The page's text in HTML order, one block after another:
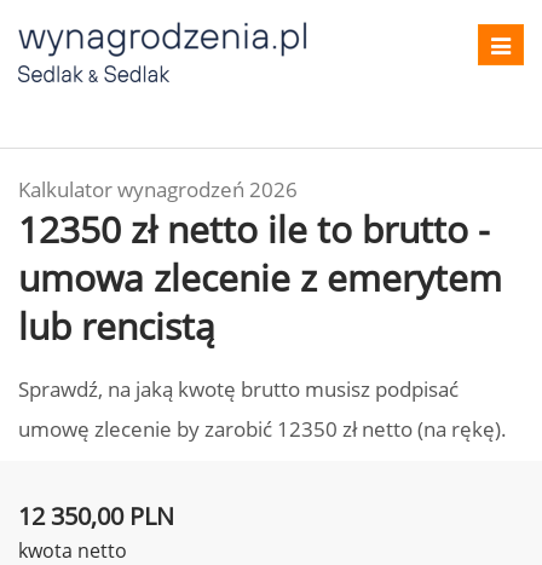
Kalkulator wynagrodzeń 2026
12350 zł netto ile to brutto -
umowa zlecenie z emerytem
lub rencistą
Sprawdź, na jaką kwotę brutto musisz podpisać
umowę zlecenie by zarobić 12350 zł netto (na rękę).
12 350,00 PLN
kwota netto